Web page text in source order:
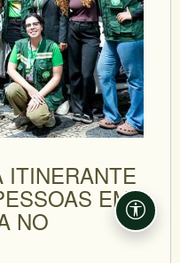
ITINERANTE
EM
NO